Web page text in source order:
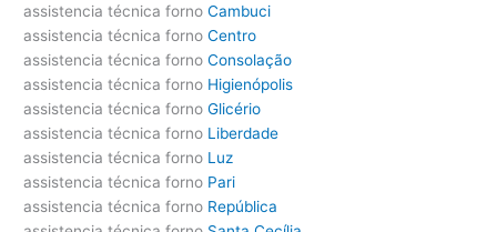
assistencia técnica forno Cambuci
assistencia técnica forno Centro
assistencia técnica forno Consolação
assistencia técnica forno Higienópolis
assistencia técnica forno Glicério
assistencia técnica forno Liberdade
assistencia técnica forno Luz
assistencia técnica forno Pari
assistencia técnica forno República